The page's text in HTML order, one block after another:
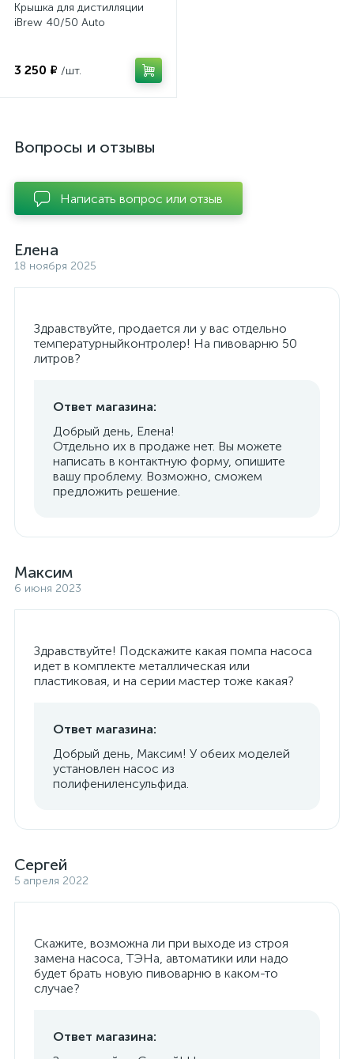
Крышка для дистилляции
iBrew 40/50 Auto
3 250 ₽ /шт.
Вопросы и отзывы
Написать вопрос или отзыв
Елена
18 ноября 2025
Здравствуйте, продается ли у вас отдельно
температурныйконтролер! На пивоварню 50
литров?
Ответ магазина:
Добрый день, Елена!
Отдельно их в продаже нет. Вы можете
написать в контактную форму, опишите
вашу проблему. Возможно, сможем
предложить решение.
Максим
6 июня 2023
Здравствуйте! Подскажите какая помпа насоса
идет в комплекте металлическая или
пластиковая, и на серии мастер тоже какая?
Ответ магазина:
Добрый день, Максим! У обеих моделей
установлен насос из
полифениленсульфида.
Сергей
5 апреля 2022
Скажите, возможна ли при выходе из строя
замена насоса, ТЭНа, автоматики или надо
будет брать новую пивоварню в каком-то
случае?
Ответ магазина: